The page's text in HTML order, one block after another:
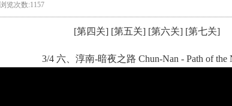
览次数:1157
[第四关] [第五关] [第六关] [第七关]
3/4 六、淳南-暗夜之路 Chun-Nan - Path of the